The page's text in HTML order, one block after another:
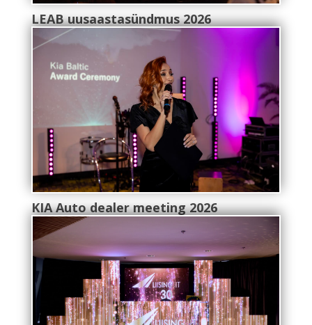
LEAB uusaastasündmus 2026
KIA Auto dealer meeting 2026